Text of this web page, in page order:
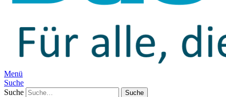
Menü
Suche
Suche